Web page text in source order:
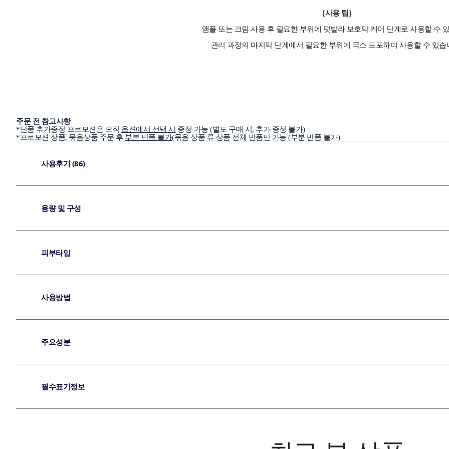
[사용 팁]
앰플 또는 크림 사용 후 필요한 부위에 덧발라 보호막 케어 단계로 사용할 수
관리 과정의 마지막 단계에서 필요한 부위에 국소 도포하여 사용할 수 있습
주문 전 참고사항
*단품 추가증정 프로모션은 오직 옵션에서 선택 시
증정 가능 (별도 구매 시, 추가 증정 불가)
*프로모션 상품, 묶음상품 주문 후 부분 반품 불가(묶음 상품 류 상품 전체 반품만 가능 (부분 반품 불가)
사용후기 (86)
용량 및 구성
피부타입
사용방법
주요성분
필수표기정보